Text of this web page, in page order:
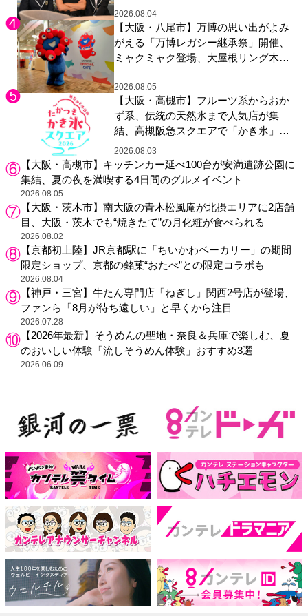
2026.08.04
【大阪・八尾市】万博の思い出がよみ
がえる「万博レガシー継承祭」開催、
ミャクミャク登場、大屋根リング木材
展示も
2026.08.05
【大阪・高槻市】フルーツ系からおか
ず系、伝統の天然氷まで人気店が集
結、高槻阪急スクエアで「かき氷」祭
り
2026.08.03
【大阪・高槻市】キッチンカー延べ100台が安満遺跡公園に
集結、夏の夜を満喫する4日間のグルメイベント
2026.08.05
【大阪・茨木市】南大阪の青木松風庵が北摂エリアに2店舗
目、大阪・茨木でも“焼きたて”の月化粧が食べられる
2026.08.02
【京都初上陸】JR京都駅に「ちいかわベーカリー」の期間
限定ショップ、京都の銘菓“おたべ”との限定コラボも
2026.08.04
【神戸・三宮】牛たん専門店「ねぎし」関西2号店が登場、
ファンら「8月が待ち遠しい」と早くから注目
2026.07.28
【2026年最新】そうめんの聖地・奈良＆兵庫で楽しむ、夏
のおいしい体験「流しそうめん体験」おすすめ3選
2026.06.09